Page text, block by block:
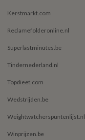
Kerstmarkt.com
Reclamefolderonline.nl
Superlastminutes.be
Tindernederland.nl
Topdieet.com
Wedstrijden.be
Weightwatcherspuntenlijst.nl
Winprijzen.be